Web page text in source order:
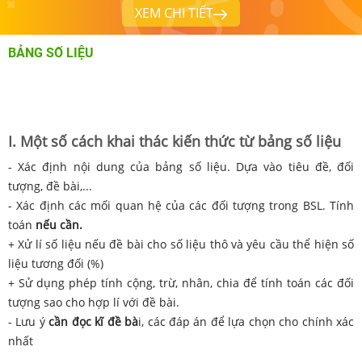
XEM CHI TIẾT
BẢNG SỐ LIỆU
I. Một số cách khai thác kiến thức từ bảng số liệu
- Xác định nội dung của bảng số liệu. Dựa vào tiêu đề, đối
tượng, đề bài,...
- Xác định các mối quan hệ của các đối tượng trong BSL. Tính
toán nếu cần.
+ Xử lí số liệu nếu đề bài cho số liệu thô và yêu cầu thể hiện số
liệu tương đối (%)
+ Sử dụng phép tính cộng, trừ, nhân, chia để tính toán các đối
tượng sao cho hợp lí với đề bài.
- Lưu ýcần đọc kĩ đề bài, các đáp án để lựa chọn cho chính xác
nhất